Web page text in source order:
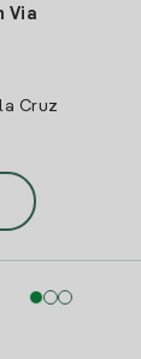
Via
Cruz